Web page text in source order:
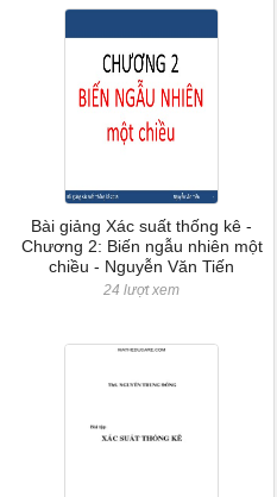
Bài giảng Xác suất thống kê -
Chương 2: Biến ngẫu nhiên một
chiều - Nguyễn Văn Tiến
24 lượt xem